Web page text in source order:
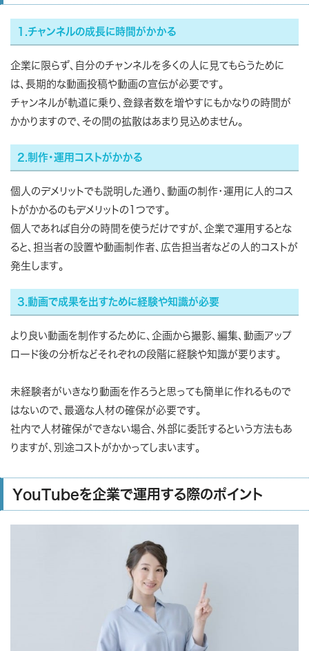
1.チャンネルの成長に時間がかかる
企業に限らず、自分のチャンネルを多くの人に見てもらうために
は、長期的な動画投稿や動画の宣伝が必要です。
チャンネルが軌道に乗り、登録者数を増やすにもかなりの時間が
かかりますので、その間の拡散はあまり見込めません。
2.制作・運用コストがかかる
個人のデメリットでも説明した通り、動画の制作・運用に人的コス
トがかかるのもデメリットの1つです。
個人であれば自分の時間を使うだけですが、企業で運用するとな
ると、担当者の設置や動画制作者、広告担当者などの人的コストが
発生します。
3.動画で成果を出すために経験や知識が必要
より良い動画を制作するために、企画から撮影、編集、動画アップ
ロード後の分析などそれぞれの段階に経験や知識が要ります。
未経験者がいきなり動画を作ろうと思っても簡単に作れるもので
はないので、最適な人材の確保が必要です。
社内で人材確保ができない場合、外部に委託するという方法もあ
りますが、別途コストがかかってしまいます。
YouTubeを企業で運用する際のポイント